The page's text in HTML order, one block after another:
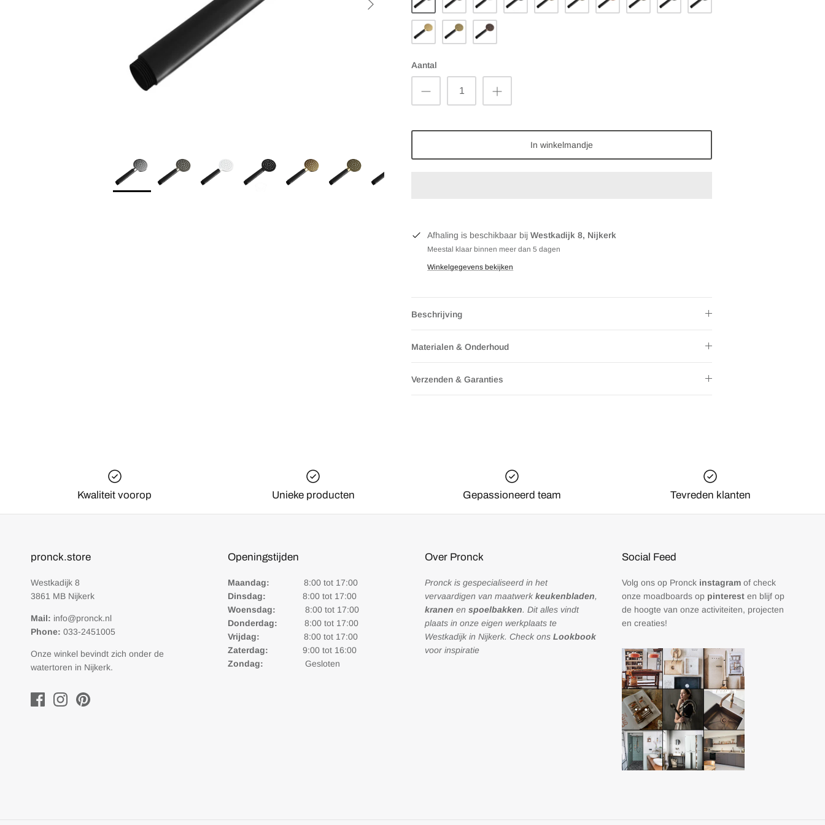
Nickel
White
Black
Brass
Brass
Copper
Brass
Iron
Chrome
Polished
Brass
Brushed
Brass
Brushed
Copper
Aantal
In winkelmandje
Afhaling is beschikbaar bijWestkadijk 8, Nijkerk
Meestal klaar binnen meer dan 5 dagen
Winkelgegevens bekijken
Beschrijving
Materialen & Onderhoud
Verzenden & Garanties
Kwaliteit voorop Unieke producten Gepassioneerd team Tevreden klanten
pronck.store
Westkadijk 8
3861 MB Nijkerk
Mail: info@pronck.nl
Phone: 033-2451005
Onze winkel bevindt zich onder de
watertoren in Nijkerk.
Openingstijden
Maandag: 8:00 tot 17:00
Dinsdag: 8:00 tot 17:00
Woensdag: 8:00 tot 17:00
Donderdag: 8:00 tot 17:00
Vrijdag: 8:00 tot 17:00
Zaterdag: 9:00 tot 16:00
Zondag: Gesloten
Over Pronck
Pronck is gespecialiseerd in het
vervaardigen van maatwerk keukenbladen,
kranen en spoelbakken. Dit alles vindt
plaats in onze eigen werkplaats te
Westkadijk in Nijkerk. Check ons Lookbook
voor inspiratie
Social Feed
Volg ons op Pronck instagram of check
onze moadboards op pinterest en blijf op
de hoogte van onze activiteiten, projecten
en creaties!